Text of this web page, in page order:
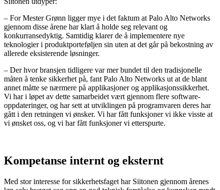
– For Mester Grønn ligger mye i det faktum at Palo Alto Networks
gjennom disse årene har klart å holde seg relevant og
konkurransedyktig. Samtidig klarer de å implementere nye
teknologier i produktporteføljen sin uten at det går på bekostning av
allerede eksisterende løsninger.
– Der hvor bransjen tidligere var mer bundet til den tradisjonelle
måten å tenke sikkerhet på, fant Palo Alto Networks ut at de blant
annet måtte se nærmere på applikasjoner og applikasjonssikkerhet.
Vi har i løpet av dette samarbeidet vært gjennom flere software-
oppdateringer, og har sett at utviklingen på programvaren deres har
gått i den retningen vi ønsker. Vi har fått funksjoner vi ikke visste at
vi ønsket oss, og vi har fått funksjoner vi etterspurte.
Kompetanse internt og eksternt
Med stor interesse for sikkerhetsfaget har Siitonen gjennom årenes